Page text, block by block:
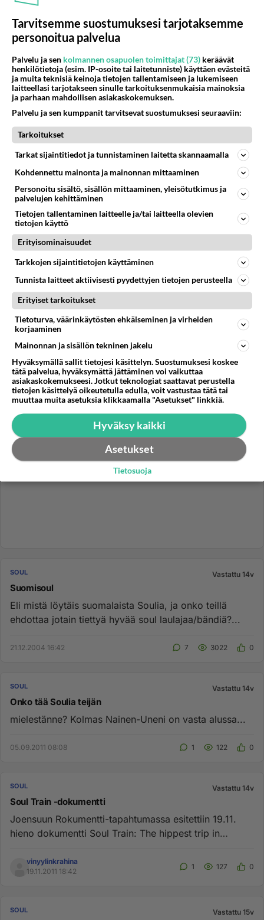
SOUL Vastattu 13v
Tina Turner ja Niinistö
2 miljoonan euron kampanjalla Suomen presidentiksi
yrittänyt Sauli Niinistö panosti myös musiikkiin,
vaalitilaisuuksien ...
04.02.2006 08:51
SOUL
Haluaisin perustaa bändin
Ei sen soulia tartte välttämättä olla, konemusiikkiakin
mietin, olen itse kaikkiruokainen, vaikutan
pohjanmaalla, Oulun ...
15.09.2012 16:42 1
SOUL Vastattu 14v
Konserttitulva
Keväällä on luvassa hyvä kattaus alan konsertteja:
Espoo, April Jazz 25.4. - 26.4. Patti Austin (ilmeisesti
kuitenkin va...
vinyylinkrahina
15.04.2012 11:41
SOUL Vastattu 14v
Suomisoul
Eli mistä löytäis suomalaista Soulia, ja onko teillä
ehdottaa jotain tiettyä hyvää soul laulajaa/bändiä?...
21.12.2004 16:42 7 3022 0
SOUL Vastattu 14v
Onko tää Soulia teijän
mielestänne? Kolmas Nainen-Uneni on vasta alussa...
05.09.2011 08:08 1 122 0
SOUL Vastattu 14v
Soul Train -dokumentti
Joensuun Rokumentti-tapahtumassa esitettiin 19.11.
hieno dokumentti Soul Train: The hippest trip in
vinyylinkrahina
19.11.2011 18:42
1 127 0
SOUL Vastattu 15v
Tarvitsemme suostumuksesi tarjotaksemme
personoitua palvelua
Palvelu ja sen kolmannen osapuolen toimittajat (73) keräävät
henkilötietoja (esim. IP-osoite tai laitetunniste) käyttäen evästeitä
ja muita teknisiä keinoja tietojen tallentamiseen ja lukemiseen
laitteellasi tarjotakseen sinulle tarkoituksenmukaisia mainoksia
ja parhaan mahdollisen asiakaskokemuksen.
Palvelu ja sen kumppanit tarvitsevat suostumuksesi seuraaviin:
Tarkoitukset
Tarkat sijaintitiedot ja tunnistaminen laitetta skannaamalla
Kohdennettu mainonta ja mainonnan mittaaminen
Personoitu sisältö, sisällön mittaaminen, yleisötutkimus ja
palvelujen kehittäminen
Tietojen tallentaminen laitteelle ja/tai laitteella olevien
tietojen käyttö
Erityisominaisuudet
Tarkkojen sijaintitietojen käyttäminen
Tunnista laitteet aktiivisesti pyydettyjen tietojen perusteella
Erityiset tarkoitukset
Tietoturva, väärinkäytösten ehkäiseminen ja virheiden
korjaaminen
Mainonnan ja sisällön tekninen jakelu
Hyväksymällä sallit tietojesi käsittelyn. Suostumuksesi koskee
tätä palvelua, hyväksymättä jättäminen voi vaikuttaa
asiakaskokemukseesi. Jotkut teknologiat saattavat perustella
tietojen käsittelyä oikeutetulla edulla, voit vastustaa tätä tai
muuttaa muita asetuksia klikkaamalla "Asetukset" linkkiä.
Hyväksy kaikki
Asetukset
Tietosuoja